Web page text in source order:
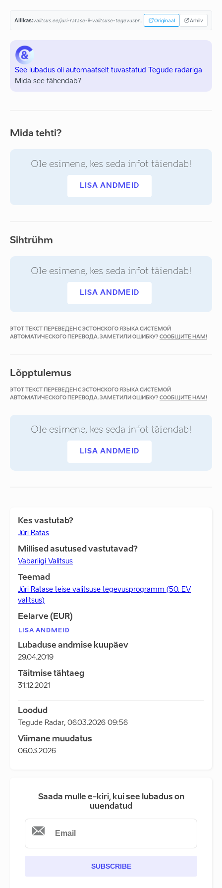
Allikas: Originaal Arhiiv
See lubadus oli automaatselt tuvastatud Tegude radariga
Mida see tähendab?
Mida tehti?
Ole esimene, kes seda infot täiendab!
LISA ANDMEID
Sihtrühm
Ole esimene, kes seda infot täiendab!
LISA ANDMEID
ЭТОТ ТЕКСТ ПЕРЕВЕДЕН С ЭСТОНСКОГО ЯЗЫКА СИСТЕМОЙ
АВТОМАТИЧЕСКОГО ПЕРЕВОДА. ЗАМЕТИЛИ ОШИБКУ? СООБЩИТЕ НАМ!
Lõpptulemus
ЭТОТ ТЕКСТ ПЕРЕВЕДЕН С ЭСТОНСКОГО ЯЗЫКА СИСТЕМОЙ
АВТОМАТИЧЕСКОГО ПЕРЕВОДА. ЗАМЕТИЛИ ОШИБКУ? СООБЩИТЕ НАМ!
Ole esimene, kes seda infot täiendab!
LISA ANDMEID
Kes vastutab?
Jüri Ratas
Millised asutused vastutavad?
Vabariigi Valitsus
Teemad
Jüri Ratase teise valitsuse tegevusprogramm (50. EV
valitsus)
Eelarve (EUR)
LISA ANDMEID
Lubaduse andmise kuupäev
29.04.2019
Täitmise tähtaeg
31.12.2021
Loodud
Tegude Radar, 06.03.2026 09:56
Viimane muudatus
06.03.2026
Saada mulle e-kiri, kui see lubadus on
uuendatud
SUBSCRIBE